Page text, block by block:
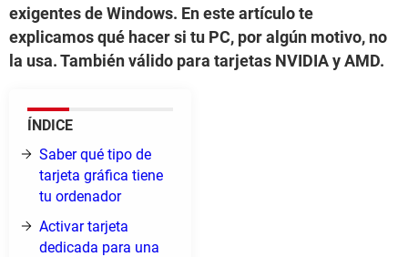
exigentes de Windows. En este artículo te
explicamos qué hacer si tu PC, por algún motivo, no
la usa. También válido para tarjetas NVIDIA y AMD.
ÍNDICE
Saber qué tipo de
tarjeta gráfica tiene
tu ordenador
Activar tarjeta
dedicada para una